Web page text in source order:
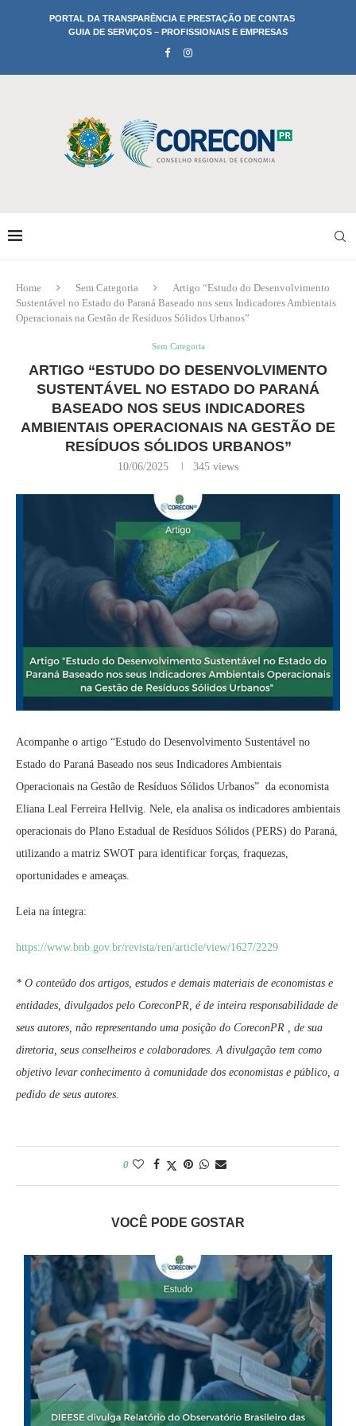
PORTAL DA TRANSPARÊNCIA E PRESTAÇÃO DE CONTAS
GUIA DE SERVIÇOS – PROFISSIONAIS E EMPRESAS
Home Sem Categoria
Artigo “Estudo do Desenvolvimento
Sustentável no Estado do Paraná Baseado nos seus Indicadores Ambientais
Operacionais na Gestão de Resíduos Sólidos Urbanos”
Sem Categoria
ARTIGO “ESTUDO DO DESENVOLVIMENTO
SUSTENTÁVEL NO ESTADO DO PARANÁ
BASEADO NOS SEUS INDICADORES
AMBIENTAIS OPERACIONAIS NA GESTÃO DE
RESÍDUOS SÓLIDOS URBANOS”
10/06/2025 345 views
Acompanhe o artigo “Estudo do Desenvolvimento Sustentável no
Estado do Paraná Baseado nos seus Indicadores Ambientais
Operacionais na Gestão de Resíduos Sólidos Urbanos” da economista
Eliana Leal Ferreira Hellvig. Nele, ela analisa os indicadores ambientais
operacionais do Plano Estadual de Resíduos Sólidos (PERS) do Paraná,
utilizando a matriz SWOT para identificar forças, fraquezas,
oportunidades e ameaças.
Leia na íntegra:
https://www.bnb.gov.br/revista/ren/article/view/1627/2229
* O conteúdo dos artigos, estudos e demais materiais de economistas e
entidades, divulgados pelo CoreconPR, é de inteira responsabilidade de
seus autores, não representando uma posição do CoreconPR , de sua
diretoria, seus conselheiros e colaboradores. A divulgação tem como
objetivo levar conhecimento à comunidade dos economistas e público, a
pedido de seus autores.
0
VOCÊ PODE GOSTAR